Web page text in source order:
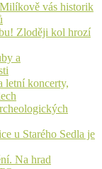
vás historik
Zloději kol hrozí
a
letní koncerty,
u Starého Sedla je
Na hrad